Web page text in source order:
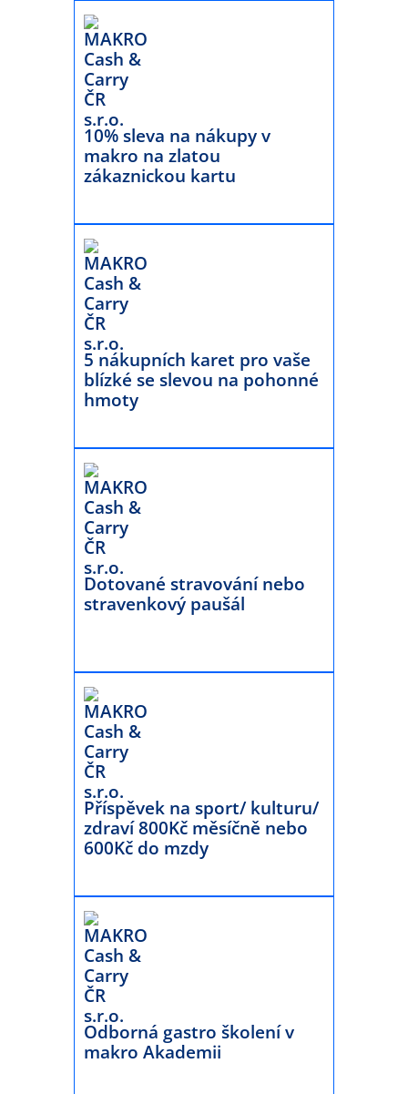
10% sleva na nákupy v
makro na zlatou
zákaznickou kartu
5 nákupních karet pro vaše
blízké se slevou na pohonné
hmoty
Dotované stravování nebo
stravenkový paušál
Příspěvek na sport/ kulturu/
zdraví 800Kč měsíčně nebo
600Kč do mzdy
Odborná gastro školení v
makro Akademii